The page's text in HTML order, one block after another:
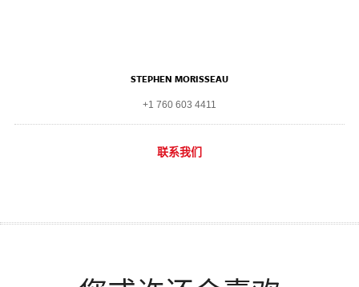
STEPHEN MORISSEAU
+1 760 603 4411
联系我们